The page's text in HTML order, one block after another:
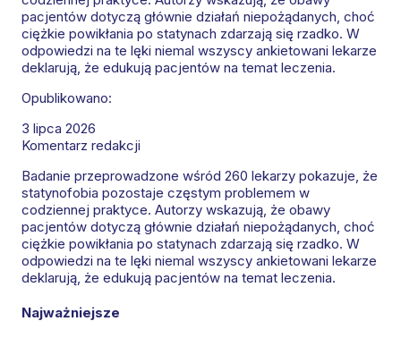
pacjentów dotyczą głównie działań niepożądanych, choć
ciężkie powikłania po statynach zdarzają się rzadko. W
odpowiedzi na te lęki niemal wszyscy ankietowani lekarze
deklarują, że edukują pacjentów na temat leczenia.
Opublikowano:
3 lipca 2026
Komentarz redakcji
Badanie przeprowadzone wśród 260 lekarzy pokazuje, że
statynofobia pozostaje częstym problemem w
codziennej praktyce. Autorzy wskazują, że obawy
pacjentów dotyczą głównie działań niepożądanych, choć
ciężkie powikłania po statynach zdarzają się rzadko. W
odpowiedzi na te lęki niemal wszyscy ankietowani lekarze
deklarują, że edukują pacjentów na temat leczenia.
Najważniejsze